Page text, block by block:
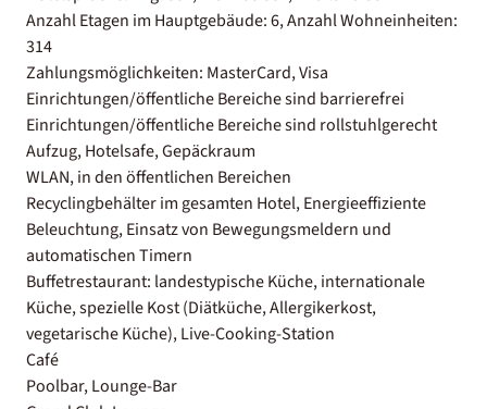
Anzahl Etagen im Hauptgebäude: 6, Anzahl Wohneinheiten:
314
Zahlungsmöglichkeiten: MasterCard, Visa
Einrichtungen/öffentliche Bereiche sind barrierefrei
Einrichtungen/öffentliche Bereiche sind rollstuhlgerecht
Aufzug, Hotelsafe, Gepäckraum
WLAN, in den öffentlichen Bereichen
Recyclingbehälter im gesamten Hotel, Energieeffiziente
Beleuchtung, Einsatz von Bewegungsmeldern und
automatischen Timern
Buffetrestaurant: landestypische Küche, internationale
Küche, spezielle Kost (Diätküche, Allergikerkost,
vegetarische Küche), Live-Cooking-Station
Café
Poolbar, Lounge-Bar